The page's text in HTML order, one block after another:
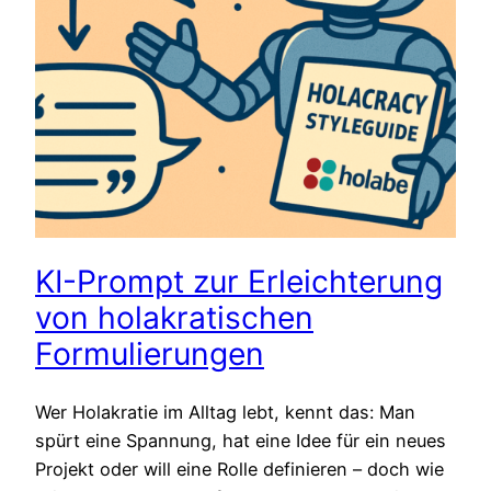
KI-Prompt zur Erleichterung
von holakratischen
Formulierungen
Wer Holakratie im Alltag lebt, kennt das: Man
spürt eine Spannung, hat eine Idee für ein neues
Projekt oder will eine Rolle definieren – doch wie